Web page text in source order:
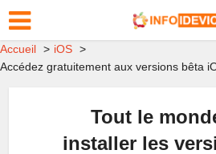
Accueil
iOS
Accédez gratuitement aux versions bêta
Tout le
installer les